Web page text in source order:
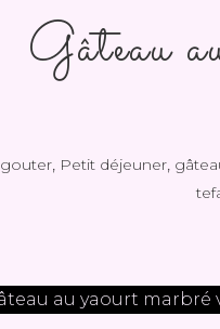
Gâteau
gouter, Petit déjeuner,